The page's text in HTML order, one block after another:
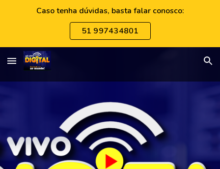
Caso tenha dúvidas, basta falar conosco:
51 997434801